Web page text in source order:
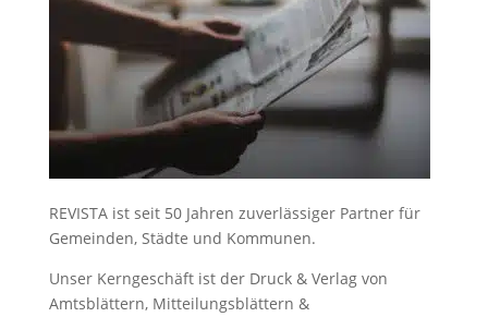
REVISTA ist seit 50 Jahren zuverlässiger Partner für
Gemeinden, Städte und Kommunen.
Unser Kerngeschäft ist der Druck & Verlag von
Amtsblättern, Mitteilungsblättern &